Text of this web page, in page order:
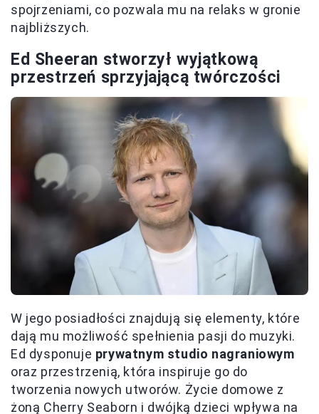
spojrzeniami, co pozwala mu na relaks w gronie
najbliższych.
Ed Sheeran stworzył wyjątkową
przestrzeń sprzyjającą twórczości
W jego posiadłości znajdują się elementy, które
dają mu możliwość spełnienia pasji do muzyki.
Ed dysponuje prywatnym studio nagraniowym
oraz przestrzenią, która inspiruje go do
tworzenia nowych utworów. Życie domowe z
żoną Cherry Seaborn i dwójką dzieci wpływa na